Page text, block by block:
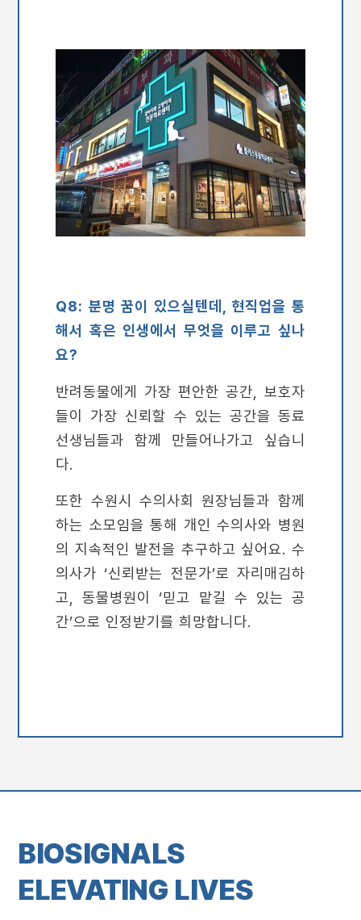
Q8: 분명 꿈이 있으실텐데, 현직업을 통
해서 혹은 인생에서 무엇을 이루고 싶나
요?
반려동물에게 가장 편안한 공간, 보호자
들이 가장 신뢰할 수 있는 공간을 동료
선생님들과 함께 만들어나가고 싶습니
다.
또한 수원시 수의사회 원장님들과 함께
하는 소모임을 통해 개인 수의사와 병원
의 지속적인 발전을 추구하고 싶어요. 수
의사가 ‘신뢰받는 전문가’로 자리매김하
고, 동물병원이 ‘믿고 맡길 수 있는 공
간’으로 인정받기를 희망합니다.
BIOSIGNALS
ELEVATING LIVES